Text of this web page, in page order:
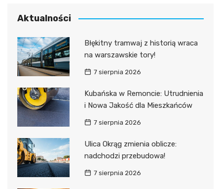
Aktualności
Błękitny tramwaj z historią wraca
na warszawskie tory!
7 sierpnia 2026
Kubańska w Remoncie: Utrudnienia
i Nowa Jakość dla Mieszkańców
7 sierpnia 2026
Ulica Okrąg zmienia oblicze:
nadchodzi przebudowa!
7 sierpnia 2026